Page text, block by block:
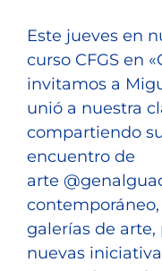
Este jueves en
curso CFGS en
invitamos a
unió a nuestra
compartiendo
encuentro de
arte
galerías de
nuevas